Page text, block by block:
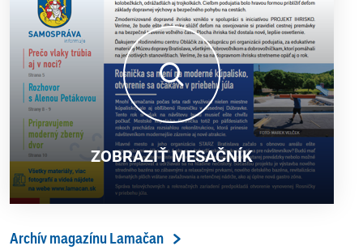
ZOBRAZIŤ MESAČNÍK
Archív magazínu Lamačan